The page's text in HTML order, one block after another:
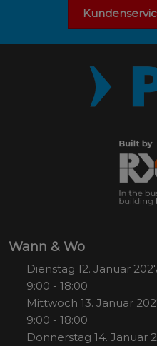
Wann & Wo
Dienstag 12. Januar
9:00 - 18:00
Mittwoch 13. Januar
9:00 - 18:00
Donnerstag 14. Januar